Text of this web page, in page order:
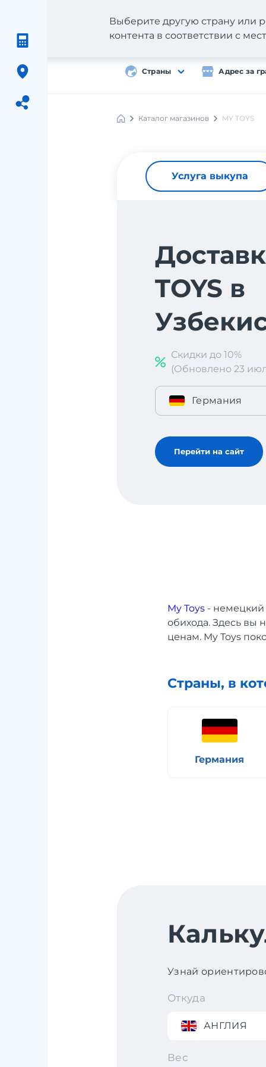
Страны Адрес за
Выберите другую страну или
контента в соответствии с
Meest
Каталог магазинов MY TOYS
Услуга выкупа
TOYS в
Скидки до 10%
(Обновлено 23
Германия
Перейти на сайт
My Toys - немецкий
обихода. Здесь вы
ценам. My Toys
Страны, в
Германия
Узнай
Откуда
АНГЛИЯ
Вес